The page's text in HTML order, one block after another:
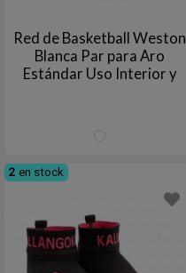
Red de Basketball Weston
Blanca Par para Aro
Estándar Uso Interior y
2 en stock